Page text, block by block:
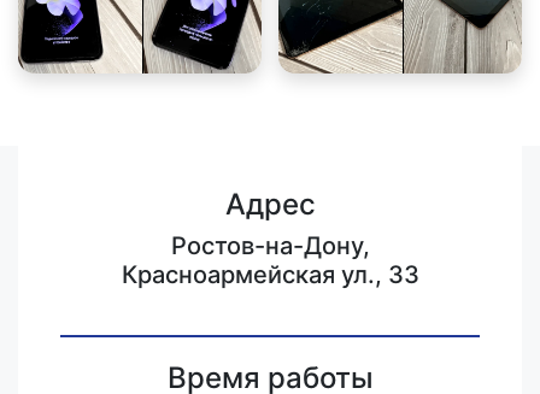
Адрес
Ростов-на-Дону,
Красноармейская ул., 33
Время работы